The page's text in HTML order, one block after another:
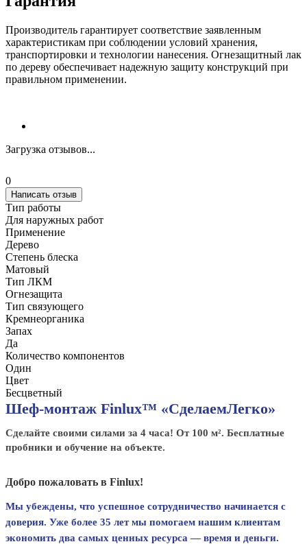
Производитель гарантирует соответствие заявленным
характеристикам при соблюдении условий хранения,
транспортировки и технологии нанесения. Огнезащитный лак
по дереву обеспечивает надежную защиту конструкций при
правильном применении.
Загрузка отзывов...
0
Написать отзыв
Тип работы
Для наружных работ
Применение
Дерево
Степень блеска
Матовый
Тип ЛКМ
Огнезащита
Тип связующего
Кремнеорганика
Запах
Да
Количество компонентов
Один
Цвет
Бесцветный
Шеф-монтаж Finlux™ «СделаемЛегко»
Сделайте своими силами за 4 часа! От 100 м². Бесплатные
пробники и обучение на объекте.
Добро пожаловать в Finlux!
Мы убеждены, что успешное сотрудничество начинается с
доверия. Уже более 35 лет мы помогаем нашим клиентам
экономить два самых ценных ресурса — время и деньги.